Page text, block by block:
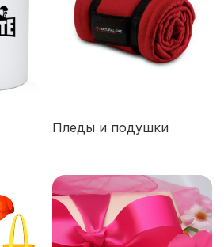
Пледы и подушки